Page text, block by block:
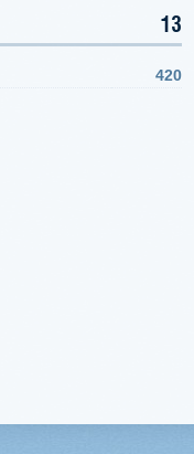
13
420